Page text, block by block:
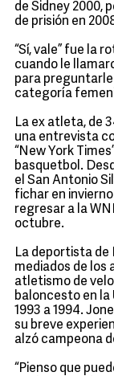
de Sidney 2000,
de prisión en
“Sí, vale” fue la
cuando le
para
categoría
La ex atleta, de
una entrevista
“New York
basquetbol.
el San Antonio
fichar en invierno
regresar a la
octubre.
La deportista de
mediados de los
atletismo de
baloncesto en la
1993 a 1994.
su breve
alzó campeona
“Pienso que